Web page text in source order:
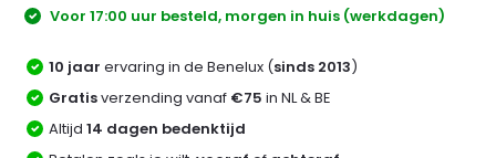
Voor 17:00 uur besteld, morgen in huis (werkdagen)
10 jaar ervaring in de Benelux (sinds 2013)
Gratisverzending vanaf €75 in NL & BE
Altijd14 dagen bedenktijd